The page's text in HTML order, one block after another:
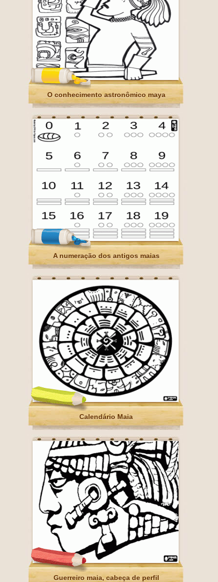
O conhecimento astronômico maya
A numeração dos antigos maias
Calendário Maia
Guerreiro maia, cabeça de perfil